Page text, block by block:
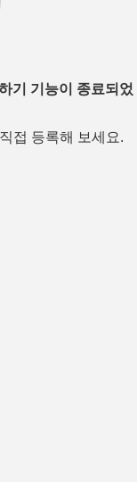
기 기능이 종료되었
접 등록해 보세요.